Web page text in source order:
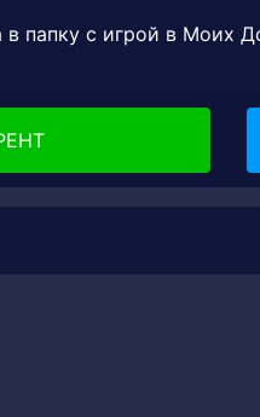
папку с игрой в Моих